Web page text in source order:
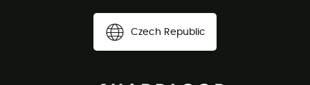
Czech Republic